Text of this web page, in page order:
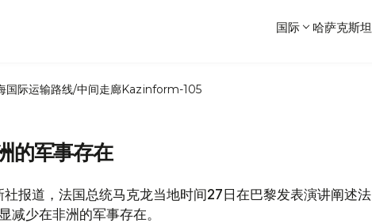
国际 哈萨克斯坦
国际运输路线/中间走廊Kazinform-105
的军事存在
报道，法国总统马克龙当地时间27日在巴黎发表演讲阐述法
减少在非洲的军事存在。